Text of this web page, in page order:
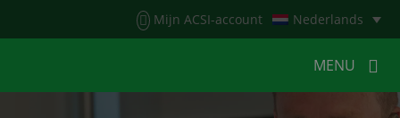
Mijn ACSI-account Nederlands
MENU